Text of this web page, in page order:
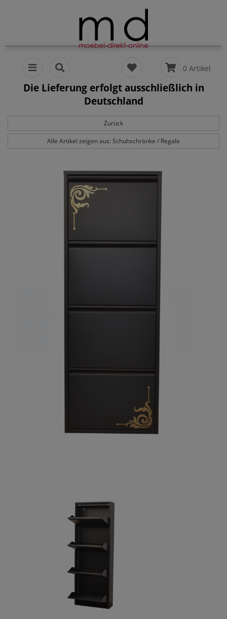
0 Artikel
Die Lieferung erfolgt ausschließlich in
Deutschland
Zurück
Alle Artikel zeigen aus: Schuhschränke / Regale